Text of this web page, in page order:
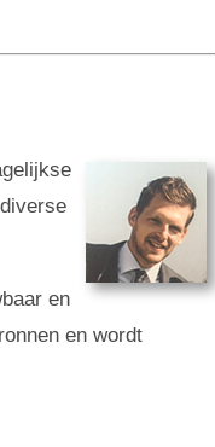
en
en wordt